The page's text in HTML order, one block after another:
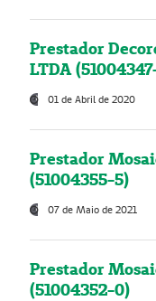
Prestador
LTDA
01 de Abril de 2020
Prestador
(51004355-5)
07 de Maio de 2021
Prestador
(51004352-0)